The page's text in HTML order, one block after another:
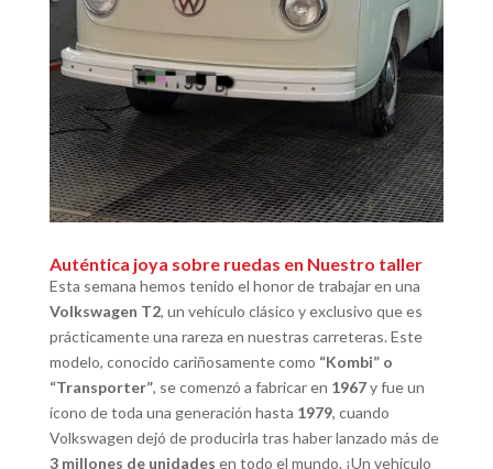
Auténtica joya sobre ruedas en Nuestro taller
Esta semana hemos tenido el honor de trabajar en una
Volkswagen T2, un vehículo clásico y exclusivo que es
prácticamente una rareza en nuestras carreteras. Este
modelo, conocido cariñosamente como “Kombi” o
“Transporter”, se comenzó a fabricar en 1967y fue un
ícono de toda una generación hasta 1979, cuando
Volkswagen dejó de producirla tras haber lanzado más de
3 millones de unidades en todo el mundo. ¡Un vehículo